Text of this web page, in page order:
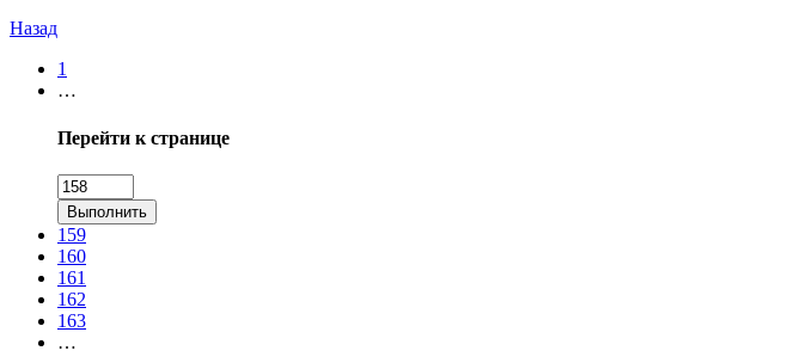
Назад
1
…
Перейти к странице
Выполнить
159
160
161
162
163
…